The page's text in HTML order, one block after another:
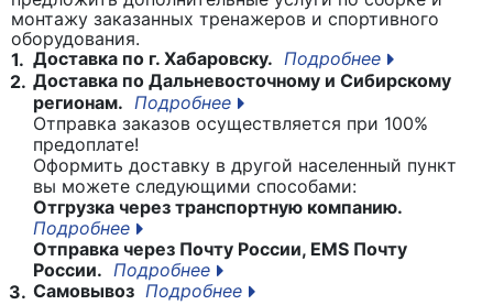
монтажу заказанных тренажеров и спортивного
оборудования.
1. Доставка по г. Хабаровску. Подробнее
2. Доставка по Дальневосточному и Сибирскому
регионам. Подробнее
Отправка заказов осуществляется при 100%
предоплате!
Оформить доставку в другой населенный пункт
вы можете следующими способами:
Отгрузка через транспортную компанию.
Подробнее
Отправка через Почту России, EMS Почту
России. Подробнее
3. Самовывоз Подробнее